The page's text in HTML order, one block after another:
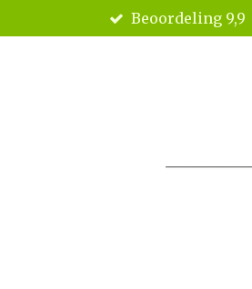
direct
Beoordeling 9,9